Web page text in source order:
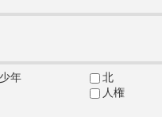
年 北
人権